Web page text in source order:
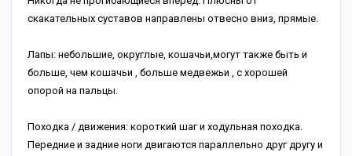
скакательных суставов направлены отвесно вниз, прямые.
Лапы: небольшие, округлые, кошачьи,могут также быть и
больше, чем кошачьи , больше медвежьи , с хорошей
опорой на пальцы.
Походка / движения: короткий шаг и ходульная походка.
Передние и задние ноги двигаются параллельно друг другу и